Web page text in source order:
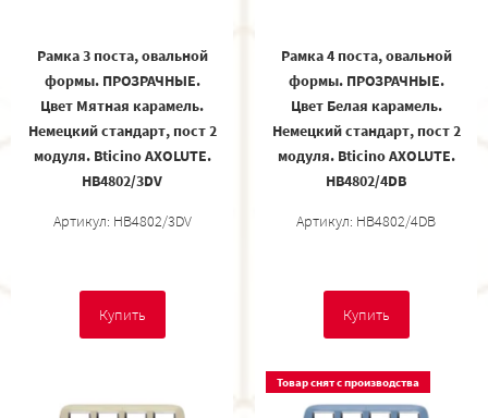
Рамка 3 поста, овальной
формы. ПРОЗРАЧНЫЕ.
Цвет Мятная карамель.
Немецкий стандарт, пост 2
модуля. Bticino AXOLUTE.
HB4802/3DV
Артикул: HB4802/3DV
Купить
Рамка 4 поста, овальной
формы. ПРОЗРАЧНЫЕ.
Цвет Белая карамель.
Немецкий стандарт, пост 2
модуля. Bticino AXOLUTE.
HB4802/4DB
Артикул: HB4802/4DB
Купить
Товар снят с производства